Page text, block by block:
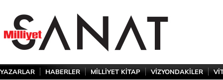
YAZARLAR HABERLER MİLLİYET KİTAP VİZYONDAKİLER